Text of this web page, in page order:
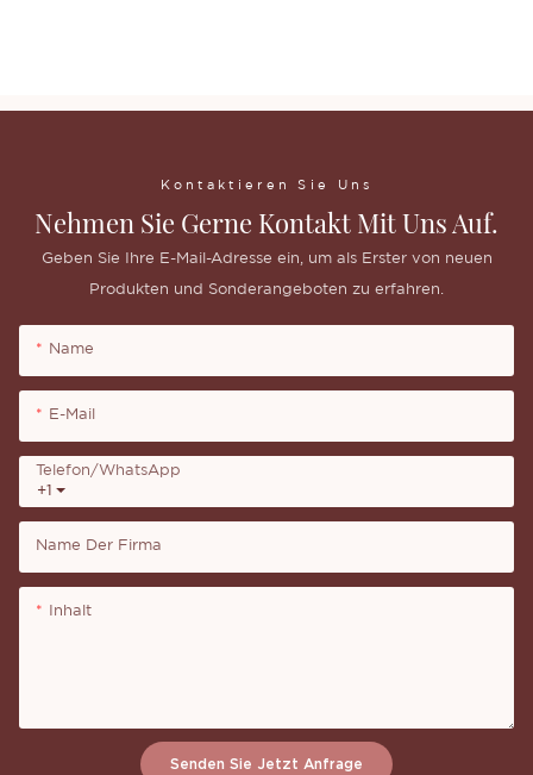
Kontaktieren Sie Uns
Nehmen Sie Gerne Kontakt Mit Uns Auf.
Geben Sie Ihre E-Mail-Adresse ein, um als Erster von neuen
Produkten und Sonderangeboten zu erfahren.
Name
E-Mail
+1
Telefon/WhatsApp
Name Der Firma
Inhalt
Senden Sie Jetzt Anfrage